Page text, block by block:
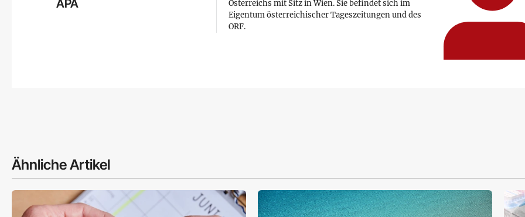
APA
Österreichs mit Sitz in Wien. Sie befindet sich im
Eigentum österreichischer Tageszeitungen und des
ORF.
Ähnliche Artikel